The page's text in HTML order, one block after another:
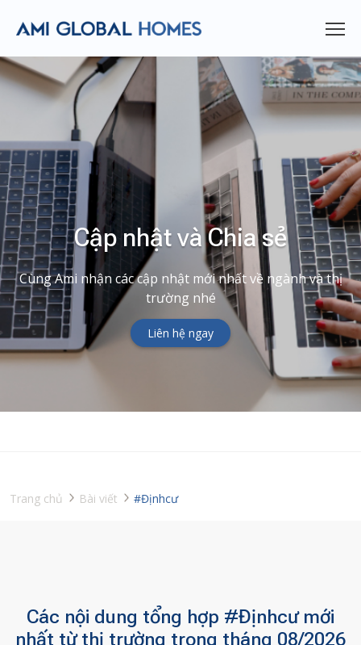
Cập nhật và Chia sẻ
Cùng Ami nhận các cập nhật mới nhất về ngành và thị
trường nhé
Liên hệ ngay
Trang chủ Bài viết #Địnhcư
Các nội dung tổng hợp #Địnhcư mới
nhất từ thị trường trong tháng 08/2026